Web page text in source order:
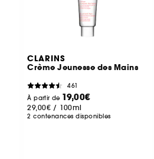
CLARINS
Crème Jeunesse des Mains
461
À partir de 19,00€
29,00€ / 100ml
2 contenances disponibles